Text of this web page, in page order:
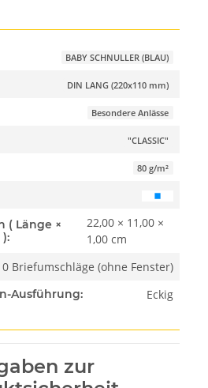
BABY SCHNULLER (BLAU)
DIN LANG (220x110 mm)
Besondere Anlässe
"CLASSIC"
80 g/m²
( Länge ×
22,00 × 11,00 ×
1,00 cm
Briefumschläge (ohne Fenster)
Ausführung: Eckig
zur